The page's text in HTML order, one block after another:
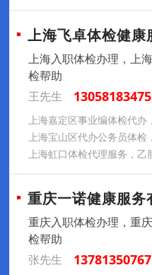
上海飞卓体检健康
上海入职体检办理，上
检帮助
王先生
13058183475
上海嘉定区事业编体检代办
上海宝山区代办公务员体检
上海虹口体检代理服务，乙
重庆一诺健康服务
重庆入职体检办理，重
检帮助
张先生
13781350767